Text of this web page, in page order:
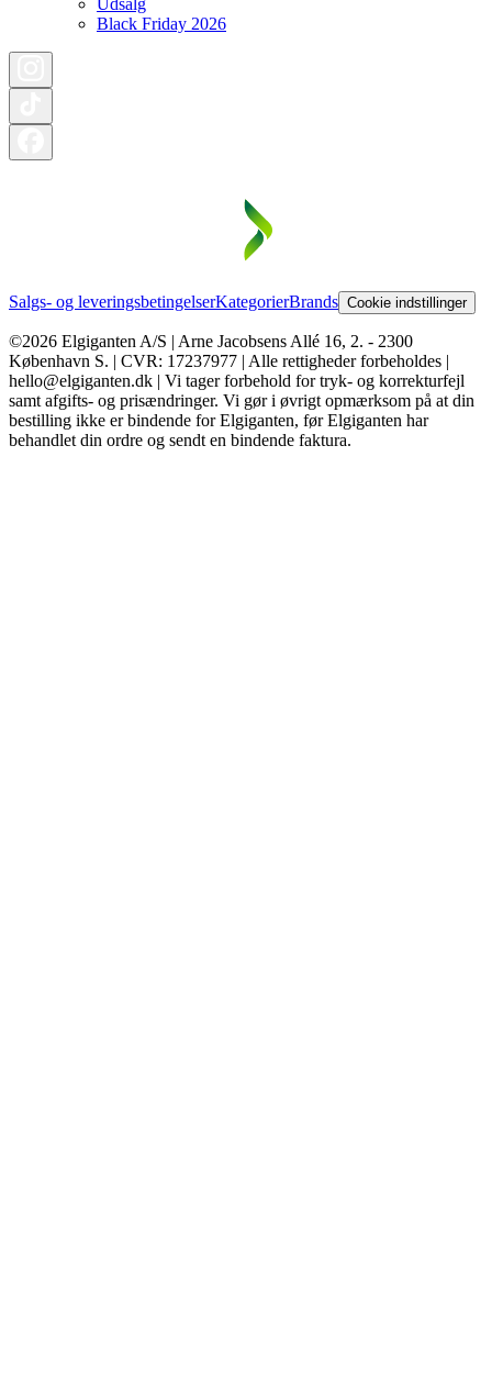
Black Friday 2026
Salgs- og leveringsbetingelserKategorierBrands Cookie indstillinger
©2026 Elgiganten A/S | Arne Jacobsens Allé 16, 2. - 2300
København S. | CVR: 17237977 | Alle rettigheder forbeholdes |
hello@elgiganten.dk | Vi tager forbehold for tryk- og korrekturfejl
samt afgifts- og prisændringer. Vi gør i øvrigt opmærksom på at din
bestilling ikke er bindende for Elgiganten, før Elgiganten har
behandlet din ordre og sendt en bindende faktura.